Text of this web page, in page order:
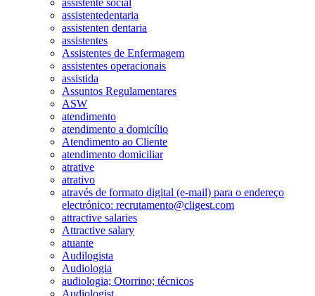
assistentedentaria
assistenten dentaria
assistentes
Assistentes de Enfermagem
assistentes operacionais
assistida
Assuntos Regulamentares
ASW
atendimento
atendimento a domicílio
Atendimento ao Cliente
atendimento domiciliar
atrative
atrativo
através de formato digital (e-mail) para o endereço
electrónico: recrutamento@cligest.com
attractive salaries
Attractive salary
atuante
Audilogista
Audiologia
audiologia; Otorrino; técnicos
Audiologist